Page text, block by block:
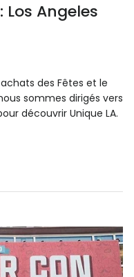
Angeles
des Fêtes et le
sommes dirigés vers
découvrir Unique LA.